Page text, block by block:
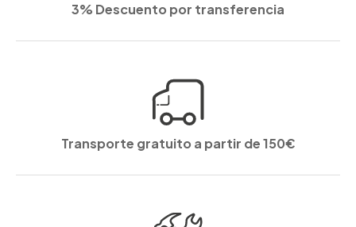
3% Descuento por transferencia
Transporte gratuito a partir de 150€